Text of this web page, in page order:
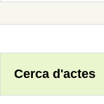
Cerca d'actes